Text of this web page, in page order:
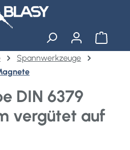
Spannwerkzeuge
DIN 6379
vergütet auf